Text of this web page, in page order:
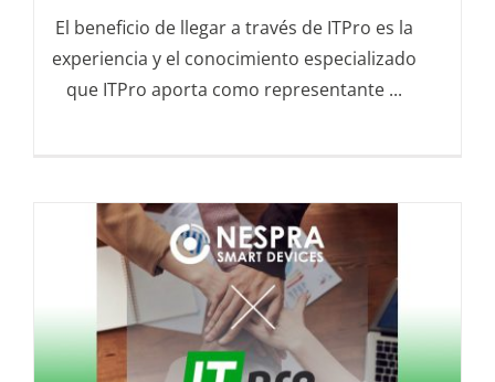
El beneficio de llegar a través de ITPro es la
experiencia y el conocimiento especializado
que ITPro aporta como representante ...